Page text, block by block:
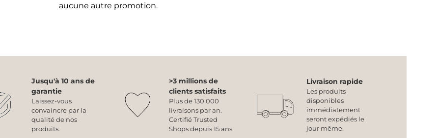
aucune autre promotion.
Jusqu'à 10 ans de
garantie
Laissez-vous
convaincre par la
qualité de nos
produits.
>3 millions de
clients satisfaits
Plus de 130 000
livraisons par an.
Certifié Trusted
Shops depuis 15 ans.
Livraison rapide
Les produits
disponibles
immédiatement
seront expédiés le
jour même.